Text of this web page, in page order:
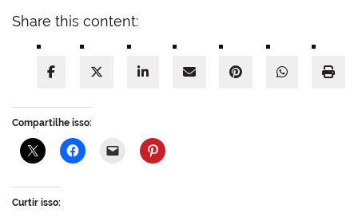
Share this content:
Compartilhe isso:
Curtir isso: